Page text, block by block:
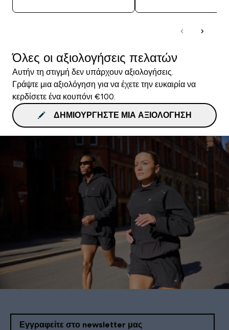
Όλες οι αξιολογήσεις πελατών
Αυτήν τη στιγμή δεν υπάρχουν αξιολογήσεις.
Γράψτε μια αξιολόγηση για να έχετε την ευκαιρία να
κερδίσετε ένα κουπόνι €100.
ΔΗΜΙΟΥΡΓΉΣΤΕ ΜΙΑ ΑΞΙΟΛΌΓΗΣΗ
Εγγραφείτε στο newsletter μας